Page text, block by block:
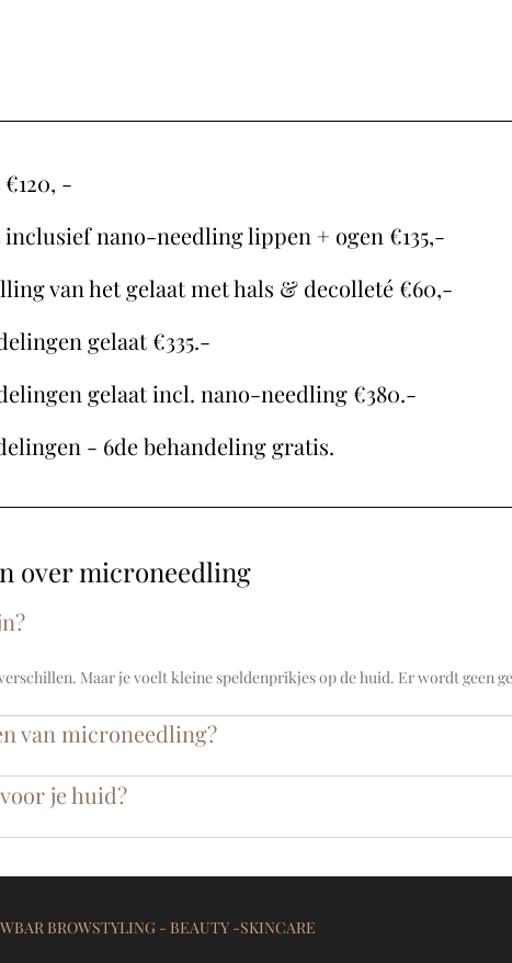
-
nano-needling lippen + ogen €135,-
van het gelaat met hals & decolleté €60,-
gelaat €335.-
gelaat incl. nano-needling €380.-
- 6de behandeling gratis.
over microneedling
Maar je voelt kleine speldenprikjes op de huid. Er wordt geen
van microneedling?
je huid?
BROWSTYLING - BEAUTY -SKINCARE